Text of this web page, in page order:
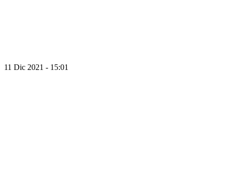
11 Dic 2021 - 15:01